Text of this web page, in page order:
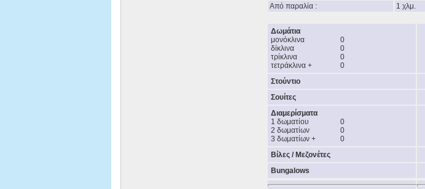
Από παραλία :
1 χλμ.
Δωμάτια
μονόκλινα
0
δίκλινα
0
τρίκλινα
0
τετράκλινα +
0
Στούντιο
Σουίτες
Διαμερίσματα
1 δωματίου
0
2 δωματίων
0
3 δωματίων +
0
Βίλες / Μεζονέτες
Bungalows